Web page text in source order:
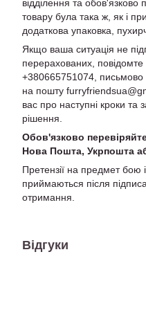
відділення та
товару була така ж, як і
додаткова упаковка,
Якщо ваша ситуація не
перерахованих,
+380665751074, письмово
на пошту
вас про наступні кроки
рішення.
Обов'язково
Нова Пошта, Укрпошта
Претензії на предмет
приймаються після
отримання.
Відгуки